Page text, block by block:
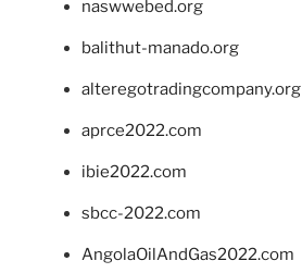
naswwebed.org
balithut-manado.org
alteregotradingcompany.org
aprce2022.com
ibie2022.com
sbcc-2022.com
AngolaOilAndGas2022.com